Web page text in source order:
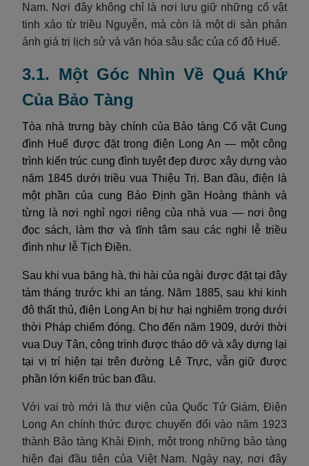
Nam. Nơi đây không chỉ là nơi lưu giữ những cổ vật
tinh xảo từ triều Nguyễn, mà còn là một di sản phản
ánh giá trị lịch sử và văn hóa sâu sắc của cố đô Huế.
3.1. Một Góc Nhìn Về Quá Khứ
Của Bảo Tàng
Tòa nhà trưng bày chính của Bảo tàng Cổ vật Cung
đình Huế được đặt trong điện Long An — một công
trình kiến trúc cung đình tuyệt đẹp được xây dựng vào
năm 1845 dưới triều vua Thiệu Trị. Ban đầu, điện là
một phần của cung Bảo Định gần Hoàng thành và
từng là nơi nghỉ ngơi riêng của nhà vua — nơi ông
đọc sách, làm thơ và tĩnh tâm sau các nghi lễ triều
đình như lễ Tịch Điền.
Sau khi vua băng hà, thi hài của ngài được đặt tại đây
tám tháng trước khi an táng. Năm 1885, sau khi kinh
đô thất thủ, điện Long An bị hư hại nghiêm trọng dưới
thời Pháp chiếm đóng. Cho đến năm 1909, dưới thời
vua Duy Tân, công trình được tháo dỡ và xây dựng lại
tại vị trí hiện tại trên đường Lê Trực, vẫn giữ được
phần lớn kiến trúc ban đầu.
Với vai trò mới là thư viện của Quốc Tử Giám, Điện
Long An chính thức được chuyển đổi vào năm 1923
thành Bảo tàng Khải Định, một trong những bảo tàng
hiện đại đầu tiên của Việt Nam. Ngày nay, nơi đây